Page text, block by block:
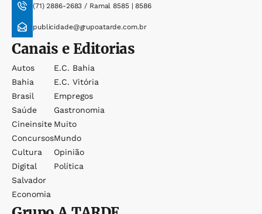
(71) 2886-2683 / Ramal 8585 | 8586
publicidade@grupoatarde.com.br
Canais e Editorias
Autos
Bahia
Brasil
Saúde
Cineinsite
Concursos
Cultura
Digital
Salvador
Economia
E.c. Bahia
E.c. Vitória
Empregos
Gastronomia
Muito
Mundo
Opinião
Política